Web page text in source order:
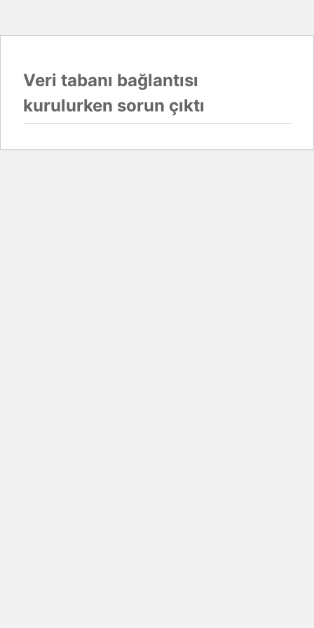
Veri tabanı bağlantısı
kurulurken sorun çıktı